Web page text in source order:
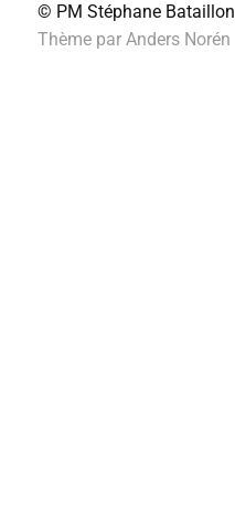
© PM Stéphane Bataillon
Thème par Anders Norén